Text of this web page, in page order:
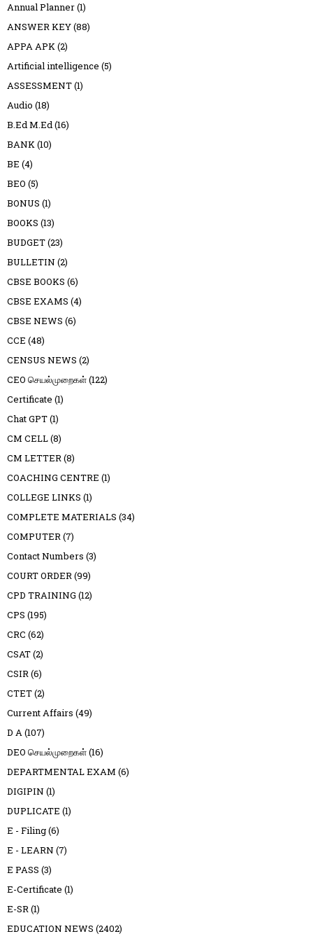
Annual Planner(1)
ANSWER KEY(88)
APPA APK(2)
Artificial intelligence (5)
ASSESSMENT(1)
Audio (18)
B.Ed M.Ed(16)
BANK(10)
BE (4)
BEO (5)
BONUS (1)
BOOKS (13)
BUDGET(23)
BULLETIN (2)
CBSE BOOKS (6)
CBSE EXAMS (4)
CBSE NEWS (6)
CCE (48)
CENSUS NEWS (2)
CEO செயல்முறைகள்(122)
Certificate (1)
Chat GPT(1)
CM CELL(8)
CM LETTER(8)
COACHING CENTRE (1)
COLLEGE LINKS (1)
COMPLETE MATERIALS (34)
COMPUTER(7)
Contact Numbers (3)
COURT ORDER(99)
CPD TRAINING (12)
CPS (195)
CRC (62)
CSAT(2)
CSIR(6)
CTET(2)
Current Affairs (49)
D A(107)
DEO செயல்முறைகள்(16)
DEPARTMENTAL EXAM (6)
DIGIPIN (1)
DUPLICATE (1)
E - Filing(6)
E - LEARN (7)
E PASS (3)
E-Certificate (1)
E-SR(1)
EDUCATION NEWS (2402)